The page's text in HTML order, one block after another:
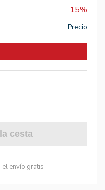
15%
Precio
cesta
el envío gratis